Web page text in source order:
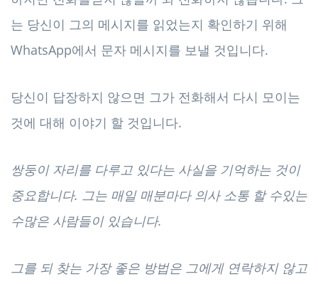
는 당신이 그의 메시지를 읽었는지 확인하기 위해
WhatsApp에서 문자 메시지를 보낼 것입니다.
당신이 답장하지 않으면 그가 전화해서 다시 모이는
것에 대해 이야기 할 것입니다.
쌍둥이 자리를 다루고 있다는 사실을 기억하는 것이
중요합니다. 그는 매일 매분마다 의사 소통 할 수있는
수많은 사람들이 있습니다.
그를 되 찾는 가장 좋은 방법은 그에게 연락하지 않고